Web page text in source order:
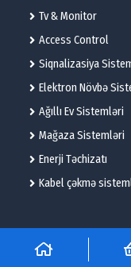
Tv & Monitor
Access Control
Siqnalizasiya
Elektron Növbə
Ağıllı Ev Sistemləri
Mağaza Sistemləri
Enerji Təchizatı
Kabel çəkmə
©